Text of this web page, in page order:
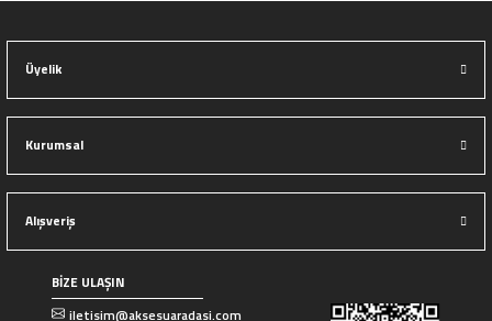
Üyelik
Kurumsal
Alışveriş
BİZE ULAŞIN
iletisim@aksesuaradasi.com